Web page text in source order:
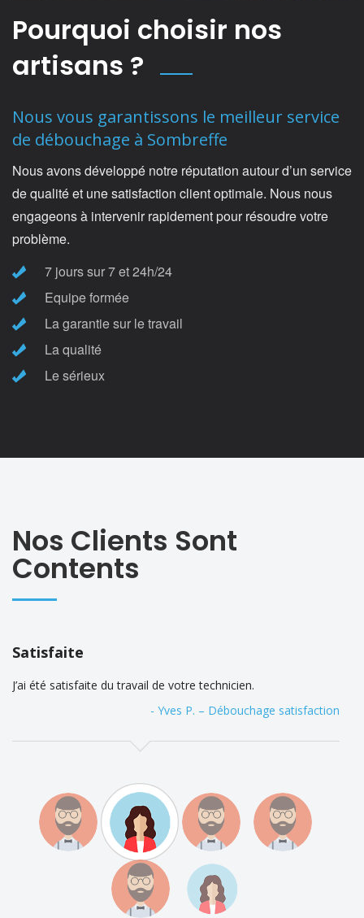
Pourquoi choisir nos
artisans ?
Nous vous garantissons le meilleur service
de débouchage à Sombreffe
Nous avons développé notre réputation autour d’un service
de qualité et une satisfaction client optimale. Nous nous
engageons à intervenir rapidement pour résoudre votre
problème.
7 jours sur 7 et 24h/24
Equipe formée
La garantie sur le travail
La qualité
Le sérieux
Nos Clients Sont
Contents
Satisfaite
J’ai été satisfaite du travail de votre technicien.
- Yves P. – Débouchage satisfaction